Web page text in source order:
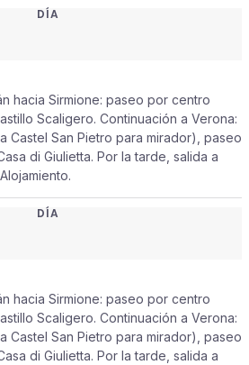
DÍA
hacia Sirmione: paseo por centro
Scaligero. Continuación a Verona:
Castel San Pietro para mirador), paseo
di Giulietta. Por la tarde, salida a
DÍA
hacia Sirmione: paseo por centro
Scaligero. Continuación a Verona:
Castel San Pietro para mirador), paseo
di Giulietta. Por la tarde, salida a